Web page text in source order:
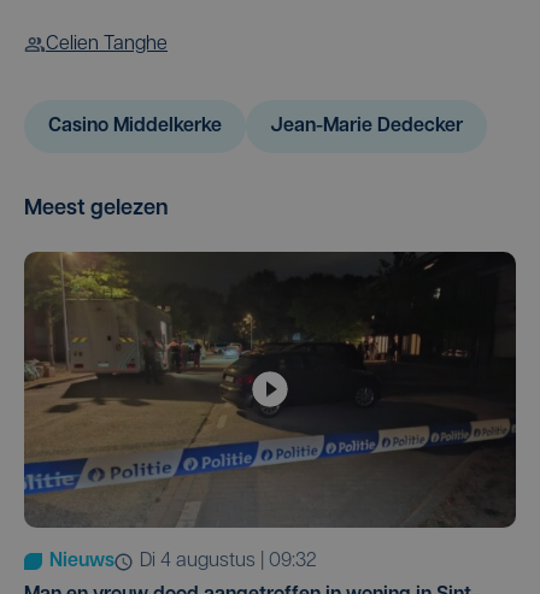
Celien Tanghe
Casino Middelkerke Jean-Marie Dedecker
Meest gelezen
Nieuws
di 4 augustus | 09:32